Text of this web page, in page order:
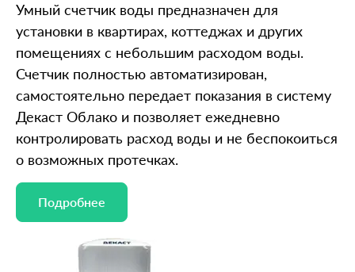
Умный счетчик воды предназначен для
установки в квартирах, коттеджах и других
помещениях с небольшим расходом воды.
Счетчик полностью автоматизирован,
самостоятельно передает показания в систему
Декаст Облако и позволяет ежедневно
контролировать расход воды и не беспокоиться
о возможных протечках.
Подробнее